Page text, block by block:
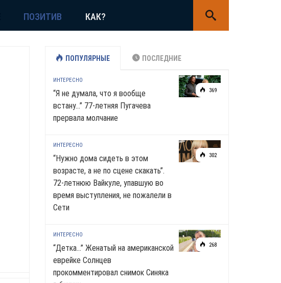
ПОЗИТИВ КАК?
ПОПУЛЯРНЫЕ ПОСЛЕДНИЕ
369
ИНТЕРЕСНО
“Я не думала, что я вообще
встану…” 77-летняя Пугачева
прервала молчание
302
ИНТЕРЕСНО
“Нужно дома сидеть в этом
возрасте, а не по сцене скакать”.
72-летнюю Вайкуле, упавшую во
время выступления, не пожалели в
Сети
268
ИНТЕРЕСНО
“Детка…” Женатый на американской
еврейке Солнцев
прокомментировал снимок Синяка